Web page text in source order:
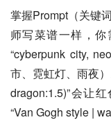
掌握Prompt（关键
师写菜谱一样，
“cyberpunk city,
市、霓虹灯、雨夜
dragon:1.5)”会让
“Van Gogh style |